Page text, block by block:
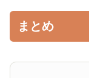
まとめ